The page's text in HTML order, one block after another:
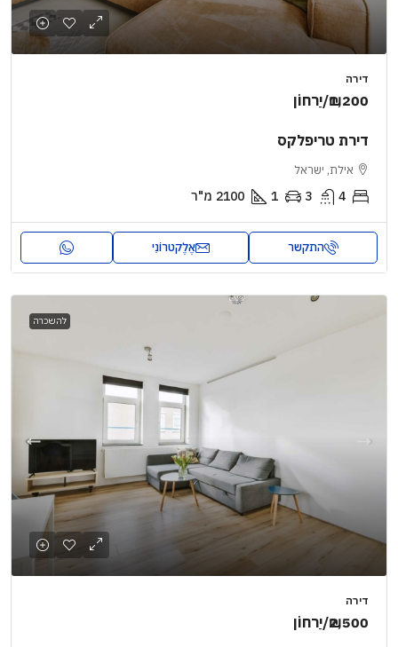
דירה
₪1,200/יַרחוֹן
דירת טריפלקס
אילת, ישראל
4
3
1
2100 מ"ר
התקשר אֶלֶקטרוֹנִי
להשכרה
דירה
₪2,500/יַרחוֹן